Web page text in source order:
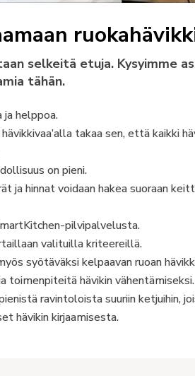
selkeitä etuja. Kysyimme
tähän.
ja helppoa.
takaa sen, että kaikki
on pieni.
ja hinnat voidaan hakea suoraan
pilvipalvelusta.
valituilla kriteereillä.
syötäväksi kelpaavan ruoan
toimenpiteitä hävikin vähentämiseksi.
ravintoloista suuriin ketjuihin,
hävikin kirjaamisesta.